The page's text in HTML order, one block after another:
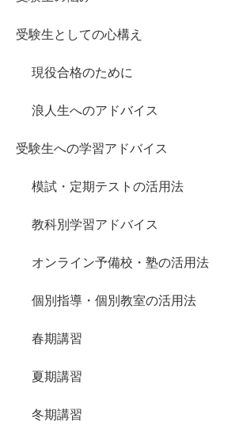
受験生としての心構え
現役合格のために
浪人生へのアドバイス
受験生への学習アドバイス
模試・定期テストの活用法
教科別学習アドバイス
オンライン予備校・塾の活用法
個別指導・個別教室の活用法
春期講習
夏期講習
冬期講習